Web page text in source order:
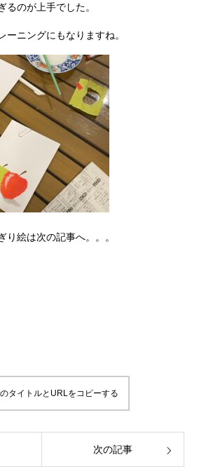
るのが上手でした。
ーニングにもなりますね。
り絵は次の記事へ。。。
タイトルとURLをコピーする
次の記事